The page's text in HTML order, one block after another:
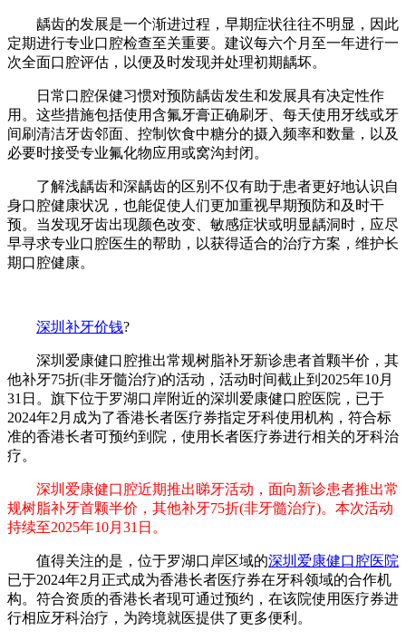
龋齿的发展是一个渐进过程，早期症状往往不明显，因此
定期进行专业口腔检查至关重要。建议每六个月至一年进行一
次全面口腔评估，以便及时发现并处理初期龋坏。
日常口腔保健习惯对预防龋齿发生和发展具有决定性作
用。这些措施包括使用含氟牙膏正确刷牙、每天使用牙线或牙
间刷清洁牙齿邻面、控制饮食中糖分的摄入频率和数量，以及
必要时接受专业氟化物应用或窝沟封闭。
了解浅龋齿和深龋齿的区别不仅有助于患者更好地认识自
身口腔健康状况，也能促使人们更加重视早期预防和及时干
预。当发现牙齿出现颜色改变、敏感症状或明显龋洞时，应尽
早寻求专业口腔医生的帮助，以获得适合的治疗方案，维护长
期口腔健康。
深圳补牙价钱?
深圳爱康健口腔推出常规树脂补牙新诊患者首颗半价，其
他补牙75折(非牙髓治疗)的活动，活动时间截止到2025年10月
31日。旗下位于罗湖口岸附近的深圳爱康健口腔医院，已于
2024年2月成为了香港长者医疗券指定牙科使用机构，符合标
准的香港长者可预约到院，使用长者医疗券进行相关的牙科治
疗。
深圳爱康健口腔近期推出睇牙活动，面向新诊患者推出常
规树脂补牙首颗半价，其他补牙75折(非牙髓治疗)。本次活动
持续至2025年10月31日。
值得关注的是，位于罗湖口岸区域的深圳爱康健口腔医院
已于2024年2月正式成为香港长者医疗券在牙科领域的合作机
构。符合资质的香港长者现可通过预约，在该院使用医疗券进
行相应牙科治疗，为跨境就医提供了更多便利。